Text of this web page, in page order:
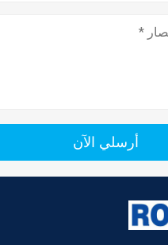
أرسلي الآن